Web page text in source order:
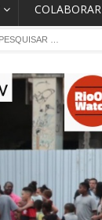
COLABORAR